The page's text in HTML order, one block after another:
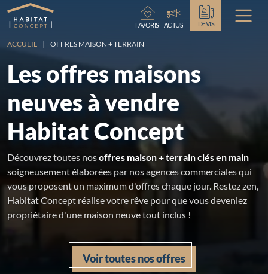
Chargement...
FAVORIS
ACTUS DEVIS
ACCUEIL OFFRES MAISON + TERRAIN
Les offres maisons
neuves à vendre
Habitat Concept
Découvrez toutes nosoffres maison + terrain clés en main
soigneusement élaborées par nos agences commerciales qui
vous proposent un maximum d'offres chaque jour. Restez zen,
Habitat Concept réalise votre rêve pour que vous deveniez
propriétaire d'une maison neuve tout inclus !
Voir toutes nos offres